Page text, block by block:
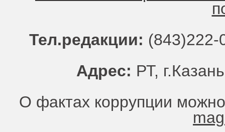
Тел.редакции:
Адрес: РТ,
О фактах коррупции